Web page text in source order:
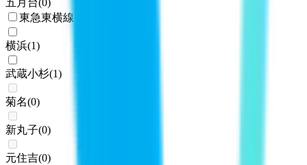
五月台(0)
東急東横線
横浜(1)
武蔵小杉(1)
菊名(0)
新丸子(0)
元住吉(0)